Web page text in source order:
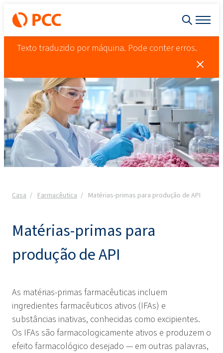
Texto traduzido por máquina. Pode conter erros.
Casa Farmacêutica Matérias-primas para produção de API
Matérias-primas para
produção de API
As matérias-primas farmacêuticas incluem
ingredientes farmacêuticos ativos (IFAs) e
substâncias inativas, conhecidas como excipientes.
Os IFAs são farmacologicamente ativos e produzem o
efeito farmacológico desejado — em outras palavras,